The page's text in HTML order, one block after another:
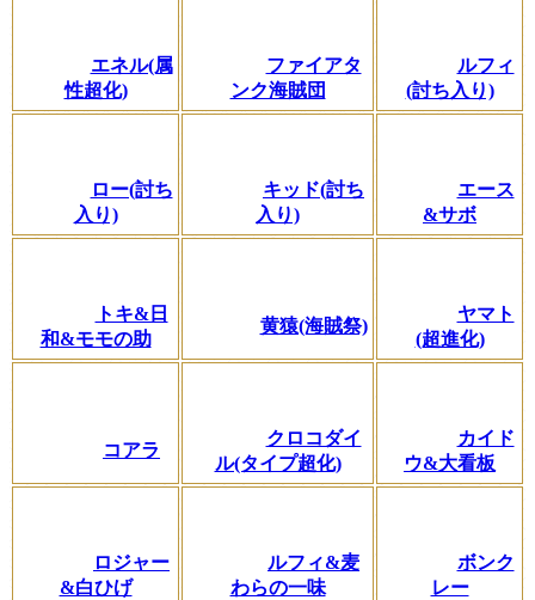
エネル(属
性超化)
ファイアタ
ンク海賊団
ルフィ
(討ち入り)
ロー(討ち
入り)
キッド(討ち
入り)
エース
&サボ
トキ&日
和&モモの助
黄猿(海賊祭)
ヤマト
(超進化)
コアラ
クロコダイ
ル(タイプ超化)
カイド
ウ&大看板
ロジャー
&白ひげ
ルフィ&麦
わらの一味
ボンク
レー